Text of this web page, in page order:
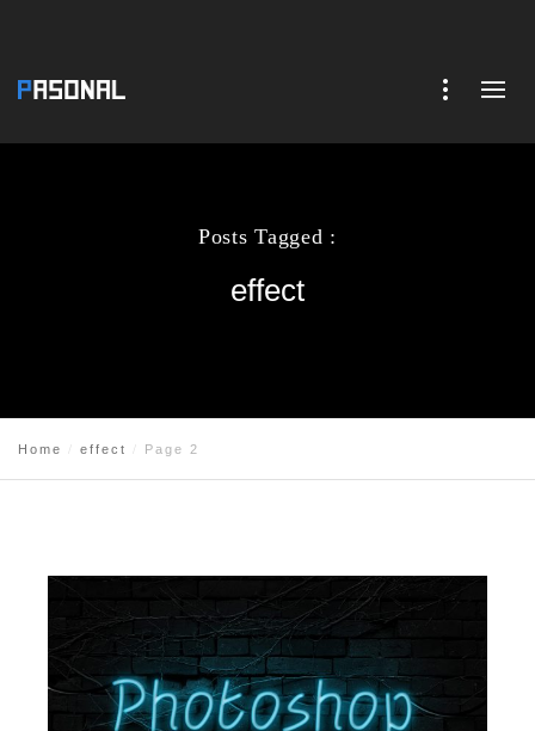
Posts Tagged :
effect
Home effect Page 2